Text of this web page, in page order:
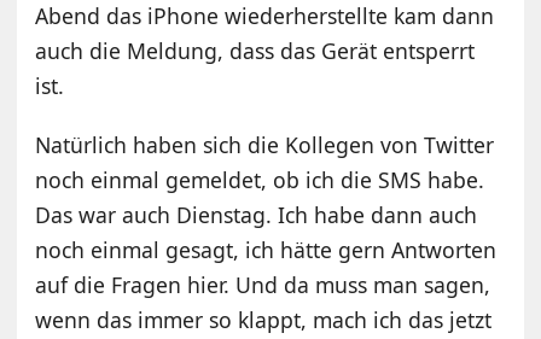
Abend das iPhone wiederherstellte kam dann
auch die Meldung, dass das Gerät entsperrt
ist.
Natürlich haben sich die Kollegen von Twitter
noch einmal gemeldet, ob ich die SMS habe.
Das war auch Dienstag. Ich habe dann auch
noch einmal gesagt, ich hätte gern Antworten
auf die Fragen hier. Und da muss man sagen,
wenn das immer so klappt, mach ich das jetzt